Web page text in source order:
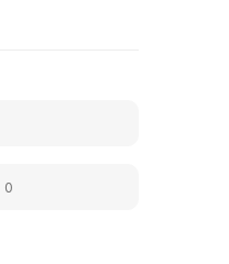
0